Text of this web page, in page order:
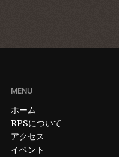
MENU
ホーム
RPSについて
アクセス
イベント